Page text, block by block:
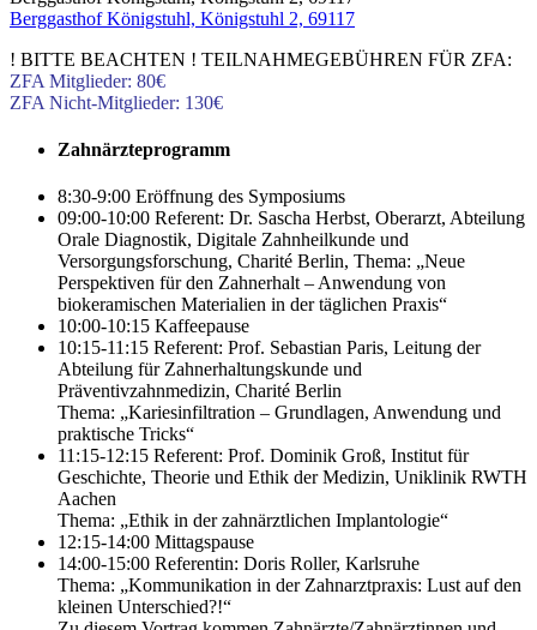
Berggasthof Königstuhl, Königstuhl 2, 69117
! BITTE BEACHTEN ! TEILNAHMEGEBÜHREN FÜR ZFA:
ZFA Mitglieder: 80€
ZFA Nicht-Mitglieder: 130€
Zahnärzteprogramm
8:30-9:00 Eröffnung des Symposiums
09:00-10:00 Referent: Dr. Sascha Herbst, Oberarzt, Abteilung
Orale Diagnostik, Digitale Zahnheilkunde und
Versorgungsforschung, Charité Berlin, Thema: „Neue
Perspektiven für den Zahnerhalt – Anwendung von
biokeramischen Materialien in der täglichen Praxis“
10:00-10:15 Kaffeepause
10:15-11:15 Referent: Prof. Sebastian Paris, Leitung der
Abteilung für Zahnerhaltungskunde und
Präventivzahnmedizin, Charité Berlin
Thema: „Kariesinfiltration – Grundlagen, Anwendung und
praktische Tricks“
11:15-12:15 Referent: Prof. Dominik Groß, Institut für
Geschichte, Theorie und Ethik der Medizin, Uniklinik RWTH
Aachen
Thema: „Ethik in der zahnärztlichen Implantologie“
12:15-14:00 Mittagspause
14:00-15:00 Referentin: Doris Roller, Karlsruhe
Thema: „Kommunikation in der Zahnarztpraxis: Lust auf den
kleinen Unterschied?!“